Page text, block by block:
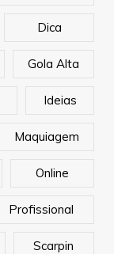
Dica
Gola Alta
Ideias
Maquiagem
Online
Profissional
Scarpin